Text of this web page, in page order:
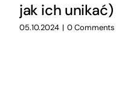
jak ich unikać)
05.10.2024 | 0 Comments